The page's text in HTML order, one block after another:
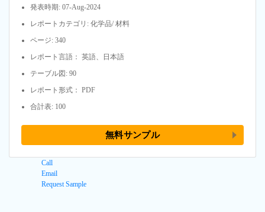
発表時期: 07-Aug-2024
レポートカテゴリ: 化学品/ 材料
ページ: 340
レポート言語： 英語、日本語
テーブル図: 90
レポート形式： PDF
合計表: 100
無料サンプル
Call
Email
Request Sample